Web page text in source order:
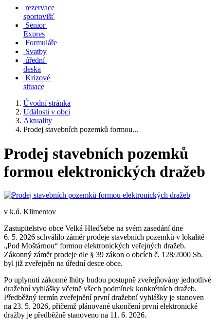
rezervace
sportovišť
Senior
Expres
Formuláře
Svatby
úřední
deska
Krizové
situace
Úvodní stránka
Události v obci
Aktuality
Prodej stavebních pozemků formou...
Prodej stavebních pozemků
formou elektronických dražeb
v k.ú. Klimentov
Zastupitelstvo obce Velká Hleďsebe na svém zasedání dne
6. 5. 2026 schválilo záměr prodeje stavebních pozemků v lokalitě
„Pod Moštárnou“ formou elektronických veřejných dražeb.
Zákonný záměr prodeje dle § 39 zákon o obcích č. 128/2000 Sb.
byl již zveřejněn na úřední desce obce.
Po uplynutí zákonné lhůty budou postupně zveřejňovány jednotlivé
dražební vyhlášky včetně všech podmínek konkrétních dražeb.
Předběžný termín zveřejnění první dražební vyhlášky je stanoven
na 23. 5. 2026, přičemž plánované ukončení první elektronické
dražby je předběžně stanoveno na 11. 6. 2026.